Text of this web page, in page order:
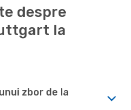
despre
la
zbor de la